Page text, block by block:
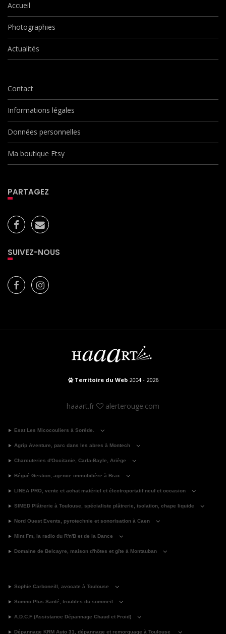
Accueil
Photographies
Actualités
Contact
Informations légales
Données personnelles
Ma boutique Etsy
PARTAGEZ
SUIVEZ-NOUS
Territoire du Web2004 - 2026
haaart.fr alerterouge.com
Esat Les Micocouliers à Sorède.
Agrip Aventure, parc dans les abres à Montech
Charcuteries d'Occitanie, Carla-Bayle, Ariège
Bégué Gestion, agence immobilière à Brax
LINEA PRO, vente et achat matériel et électroportatif neuf et occasion
SIMED Plâtrerie à Toulouse, spécialiste plâtrerie, isolation, chape liquide
Nord Ouest Events, pyrotechnie et sonorisation à Caen
Mint Fm, la radio du R'n'B et de la Dance
Domaine de Belcayre, maison d'hôtes et gîte à Montauban
Sophie Carboneill, avocate à Toulouse
Somno Plus Santé, troubles du sommeil
A.D.C.F (Assistance Dépannage Chaud et Froid)
Dépannage KRM Auto 31, dépannage et remorquage à Toulouse